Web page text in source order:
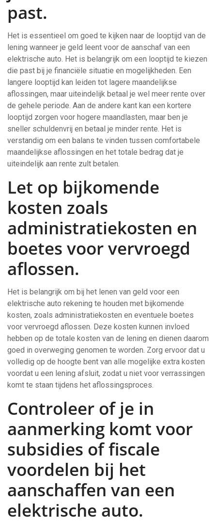
past.
Het is essentieel om goed te kijken naar de looptijd van de
lening wanneer je geld leent voor de aanschaf van een
elektrische auto. Het is belangrijk om een looptijd te kiezen
die past bij je financiële situatie en mogelijkheden. Een
langere looptijd kan leiden tot lagere maandelijkse
aflossingen, maar uiteindelijk betaal je wel meer rente over
de gehele periode. Aan de andere kant kan een kortere
looptijd zorgen voor hogere maandlasten, maar ben je
sneller schuldenvrij en betaal je minder rente. Het is
verstandig om een balans te vinden tussen comfortabele
maandelijkse aflossingen en het totale bedrag dat je
uiteindelijk aan rente zult betalen.
Let op bijkomende
kosten zoals
administratiekosten en
boetes voor vervroegd
aflossen.
Het is belangrijk om bij het lenen van geld voor een
elektrische auto rekening te houden met bijkomende
kosten, zoals administratiekosten en eventuele boetes
voor vervroegd aflossen. Deze kosten kunnen invloed
hebben op de totale kosten van de lening en dienen daarom
goed in overweging genomen te worden. Zorg ervoor dat u
volledig op de hoogte bent van alle mogelijke extra kosten
voordat u een lening afsluit, zodat u niet voor verrassingen
komt te staan tijdens het aflossingsproces.
Controleer of je in
aanmerking komt voor
subsidies of fiscale
voordelen bij het
aanschaffen van een
elektrische auto.